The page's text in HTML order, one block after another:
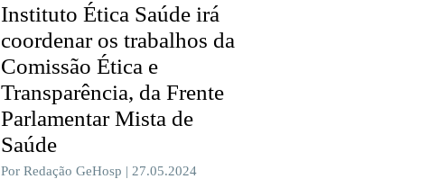
Instituto Ética Saúde irá
coordenar os trabalhos da
Comissão Ética e
Transparência, da Frente
Parlamentar Mista de
Saúde
Por Redação GeHosp | 27.05.2024